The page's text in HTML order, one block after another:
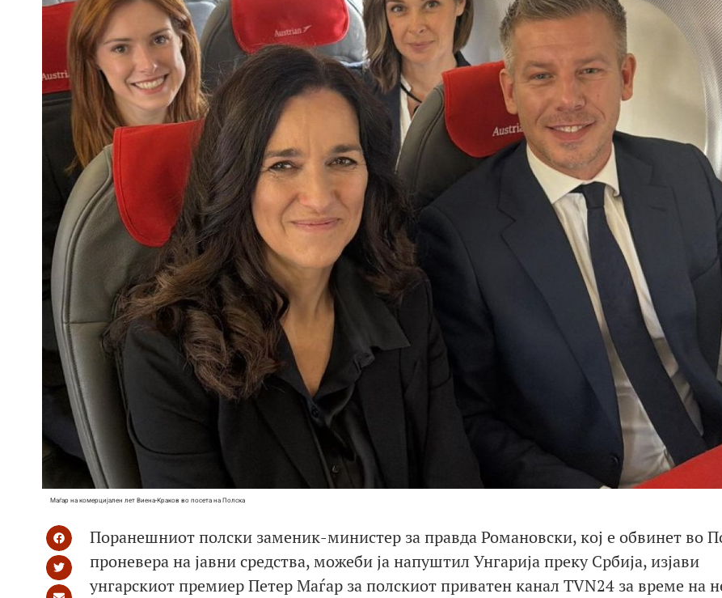
Маѓар на комерцијален лет Виена-Краков во посета на Полска
Поранешниот полски заменик-министер за правда Романовски, кој е обвинет во
проневера на јавни средства, можеби ја напуштил Унгарија преку Србија, изјави
унгарскиот премиер Петер Маѓар за полскиот приватен канал TVN24 за време на